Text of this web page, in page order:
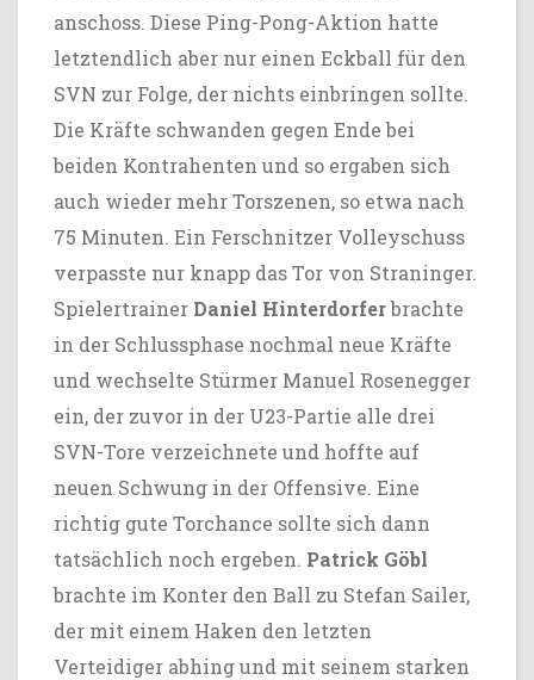
anschoss. Diese Ping-Pong-Aktion hatte
letztendlich aber nur einen Eckball für den
SVN zur Folge, der nichts einbringen sollte.
Die Kräfte schwanden gegen Ende bei
beiden Kontrahenten und so ergaben sich
auch wieder mehr Torszenen, so etwa nach
75 Minuten. Ein Ferschnitzer Volleyschuss
verpasste nur knapp das Tor von Straninger.
Spielertrainer Daniel Hinterdorferbrachte
in der Schlussphase nochmal neue Kräfte
und wechselte Stürmer Manuel Rosenegger
ein, der zuvor in der U23-Partie alle drei
SVN-Tore verzeichnete und hoffte auf
neuen Schwung in der Offensive. Eine
richtig gute Torchance sollte sich dann
tatsächlich noch ergeben. Patrick Göbl
brachte im Konter den Ball zu Stefan Sailer,
der mit einem Haken den letzten
Verteidiger abhing und mit seinem starken